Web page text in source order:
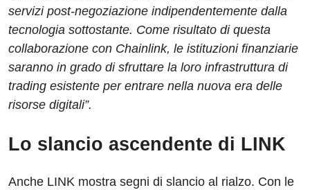
servizi post-negoziazione indipendentemente dalla
tecnologia sottostante. Come risultato di questa
collaborazione con Chainlink, le istituzioni finanziarie
saranno in grado di sfruttare la loro infrastruttura di
trading esistente per entrare nella nuova era delle
risorse digitali”.
Lo slancio ascendente di LINK
Anche LINK mostra segni di slancio al rialzo. Con le